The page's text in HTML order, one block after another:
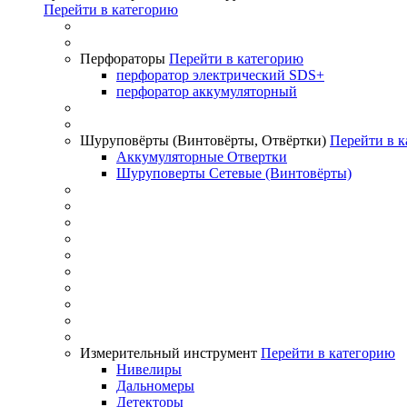
Перейти в категорию
Перфораторы Перейти в категорию
перфоратор электрический SDS+
перфоратор аккумуляторный
Шуруповёрты (Винтовёрты, Отвёртки) Перейти в
Аккумуляторные Отвертки
Шуруповерты Сетевые (Винтовёрты)
Измерительный инструмент Перейти в категорию
Нивелиры
Дальномеры
Детекторы